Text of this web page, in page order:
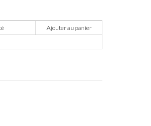
Ajouter au panier